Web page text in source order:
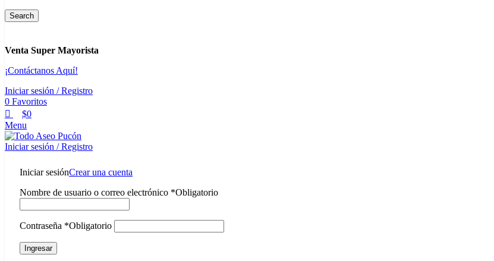
Search
Venta Super Mayorista
¡Contáctanos Aquí!
Iniciar sesión / Registro
0 Favoritos
$0
Menu
Iniciar sesión / Registro
Iniciar sesiónCrear una cuenta
Nombre de usuario o correo electrónico *Obligatorio
Contraseña *Obligatorio
Ingresar